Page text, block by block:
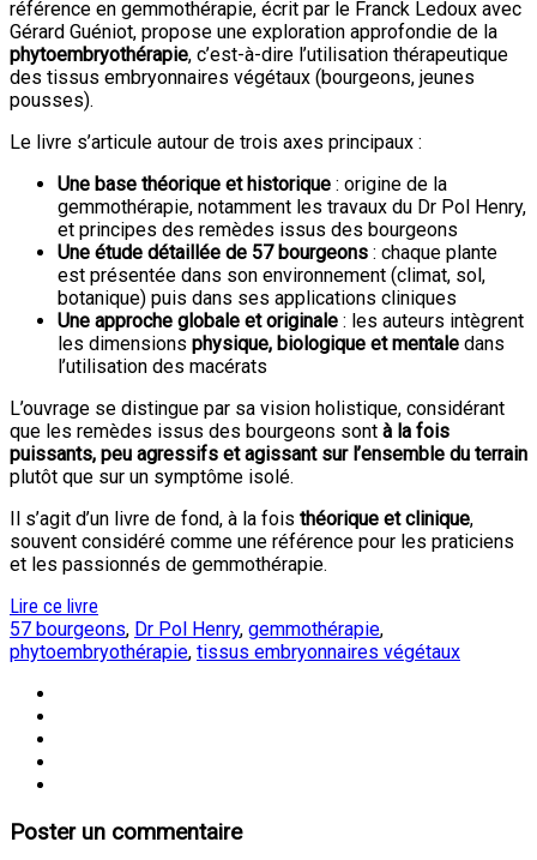
référence en gemmothérapie, écrit par le Franck Ledoux avec
Gérard Guéniot, propose une exploration approfondie de la
phytoembryothérapie, c’est-à-dire l’utilisation thérapeutique
des tissus embryonnaires végétaux (bourgeons, jeunes
pousses).
Le livre s’articule autour de trois axes principaux :
Une base théorique et historique : origine de la
gemmothérapie, notamment les travaux du Dr Pol Henry,
et principes des remèdes issus des bourgeons
Une étude détaillée de 57 bourgeons : chaque plante
est présentée dans son environnement (climat, sol,
botanique) puis dans ses applications cliniques
Une approche globale et originale : les auteurs intègrent
les dimensions physique, biologique et mentale dans
l’utilisation des macérats
L’ouvrage se distingue par sa vision holistique, considérant
que les remèdes issus des bourgeons sont à la fois
puissants, peu agressifs et agissant sur l’ensemble du terrain
plutôt que sur un symptôme isolé.
Il s’agit d’un livre de fond, à la fois théorique et clinique,
souvent considéré comme une référence pour les praticiens
et les passionnés de gemmothérapie.
Lire ce livre
57 bourgeons, Dr Pol Henry, gemmothérapie,
phytoembryothérapie, tissus embryonnaires végétaux
Poster un commentaire